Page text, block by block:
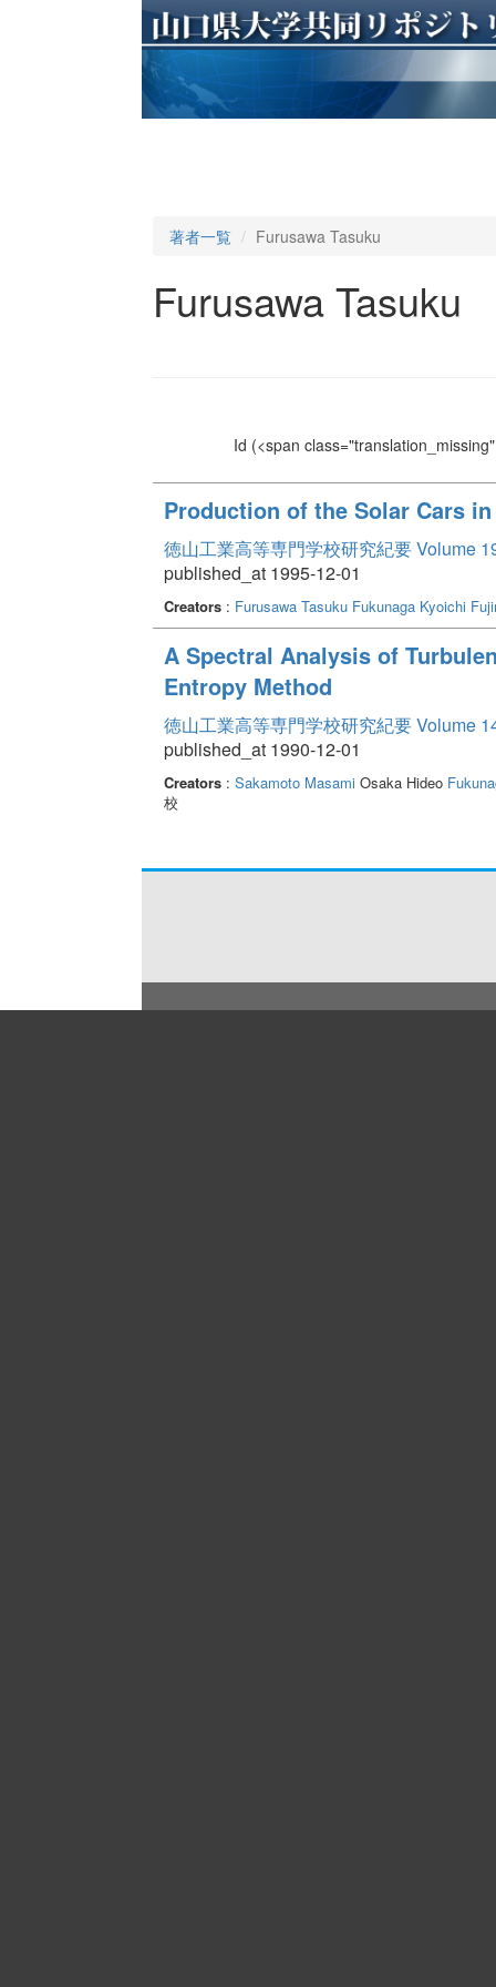
著者一覧 Furusawa Tasuku
Furusawa Tasuku
Id (<span
Production of the Solar Cars
徳山工業高等専門学校研究紀要 Volume
published_at 1995-12-01
Creators: Furusawa Tasuku Fukunaga Kyoichi
A Spectral Analysis of
Entropy Method
徳山工業高等専門学校研究紀要 Volume
published_at 1990-12-01
Creators: Sakamoto MasamiOsaka Hideo
校